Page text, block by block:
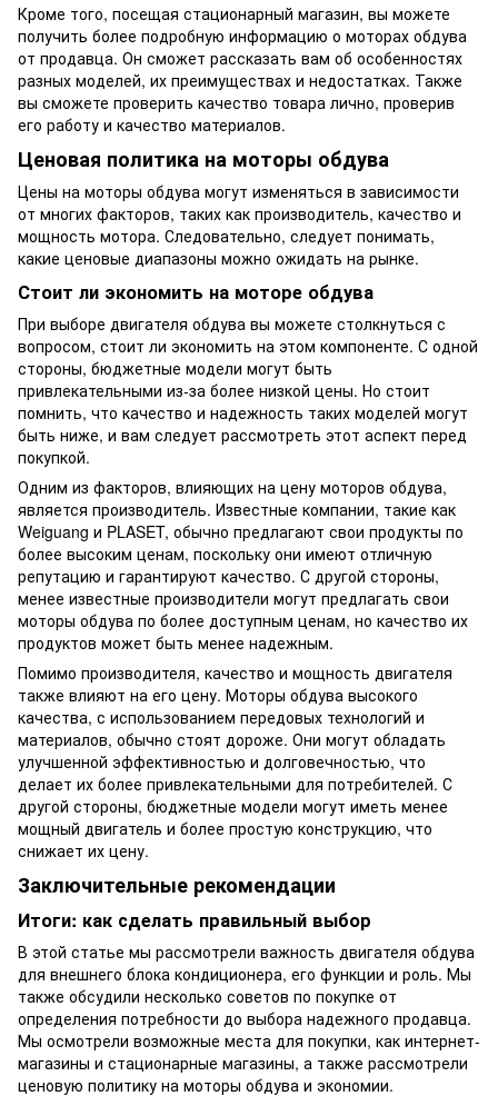
Кроме того, посещая стационарный магазин, вы можете
получить более подробную информацию о моторах обдува
от продавца. Он сможет рассказать вам об особенностях
разных моделей, их преимуществах и недостатках. Также
вы сможете проверить качество товара лично, проверив
его работу и качество материалов.
Ценовая политика на моторы обдува
Цены на моторы обдува могут изменяться в зависимости
от многих факторов, таких как производитель, качество и
мощность мотора. Следовательно, следует понимать,
какие ценовые диапазоны можно ожидать на рынке.
Стоит ли экономить на моторе обдува
При выборе двигателя обдува вы можете столкнуться с
вопросом, стоит ли экономить на этом компоненте. С одной
стороны, бюджетные модели могут быть
привлекательными из-за более низкой цены. Но стоит
помнить, что качество и надежность таких моделей могут
быть ниже, и вам следует рассмотреть этот аспект перед
покупкой.
Одним из факторов, влияющих на цену моторов обдува,
является производитель. Известные компании, такие как
Weiguang и PLASET, обычно предлагают свои продукты по
более высоким ценам, поскольку они имеют отличную
репутацию и гарантируют качество. С другой стороны,
менее известные производители могут предлагать свои
моторы обдува по более доступным ценам, но качество их
продуктов может быть менее надежным.
Помимо производителя, качество и мощность двигателя
также влияют на его цену. Моторы обдува высокого
качества, с использованием передовых технологий и
материалов, обычно стоят дороже. Они могут обладать
улучшенной эффективностью и долговечностью, что
делает их более привлекательными для потребителей. С
другой стороны, бюджетные модели могут иметь менее
мощный двигатель и более простую конструкцию, что
снижает их цену.
Заключительные рекомендации
Итоги: как сделать правильный выбор
В этой статье мы рассмотрели важность двигателя обдува
для внешнего блока кондиционера, его функции и роль. Мы
также обсудили несколько советов по покупке от
определения потребности до выбора надежного продавца.
Мы осмотрели возможные места для покупки, как интернет-
магазины и стационарные магазины, а также рассмотрели
ценовую политику на моторы обдува и экономии.